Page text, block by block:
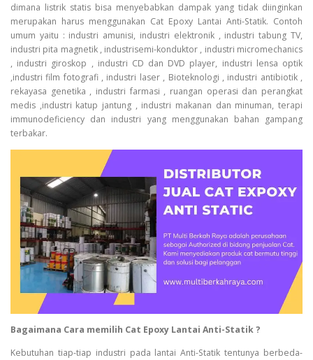
dimana listrik statis bisa menyebabkan dampak yang tidak diinginkan
merupakan harus menggunakan Cat Epoxy Lantai Anti-Statik. Contoh
umum yaitu : industri amunisi, industri elektronik , industri tabung TV,
industri pita magnetik , industrisemi-konduktor , industri micromechanics
, industri giroskop , industri CD dan DVD player, industri lensa optik
,industri film fotografi , industri laser , Bioteknologi , industri antibiotik ,
rekayasa genetika , industri farmasi , ruangan operasi dan perangkat
medis ,industri katup jantung , industri makanan dan minuman, terapi
immunodeficiency dan industri yang menggunakan bahan gampang
terbakar.
Bagaimana Cara memilih Cat Epoxy Lantai Anti-Statik ?
Kebutuhan tiap-tiap industri pada lantai Anti-Statik tentunya berbeda-